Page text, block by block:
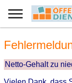
Netto-Gehalt zu